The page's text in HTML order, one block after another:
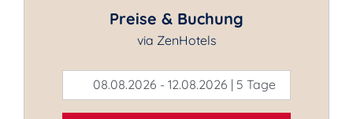
Preise & Buchung
via ZenHotels
08.08.2026 - 12.08.2026 | 5 Tage